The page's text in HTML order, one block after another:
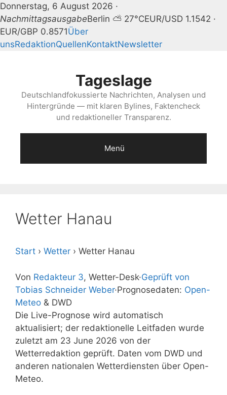
Donnerstag, 6 August 2026 ·
NachmittagsausgabeBerlin ⛅ 27°CEUR/USD 1.1542 ·
EUR/GBP 0.8571Über
unsRedaktionQuellenKontaktNewsletter
Tageslage
Deutschlandfokussierte Nachrichten, Analysen und
Hintergründe — mit klaren Bylines, Faktencheck
und redaktioneller Transparenz.
Menü
Wetter Hanau
Start › Wetter › Wetter Hanau
Von Redakteur 3, Wetter-Desk·Geprüft von
Tobias Schneider Weber·Prognosedaten: Open-
Meteo & DWD
Die Live-Prognose wird automatisch
aktualisiert; der redaktionelle Leitfaden wurde
zuletzt am 23 June 2026 von der
Wetterredaktion geprüft. Daten vom DWD und
anderen nationalen Wetterdiensten über Open-
Meteo.